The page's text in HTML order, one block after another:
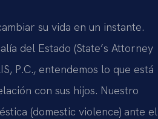
su vida en un instante.
del Estado (State’s Attorney
P.C., entendemos lo que está
con sus hijos. Nuestro
(domestic violence) ante el